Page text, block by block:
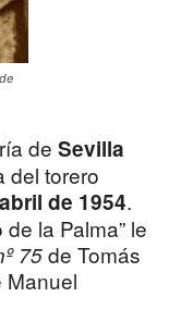
de Sevilla
del torero
de 1954.
la Palma” le
75de Tomás
Manuel